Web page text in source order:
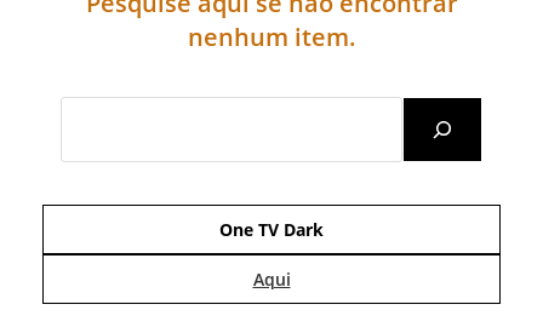
nenhum item.
One TV Dark
Aqui